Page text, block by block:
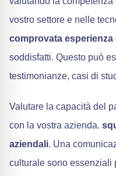
vostro settore e nelle
comprovata esperienza
soddisfatti. Questo può
testimonianze, casi di
Valutare la capacità del
con la vostra azienda.
aziendali. Una
culturale sono essenziali